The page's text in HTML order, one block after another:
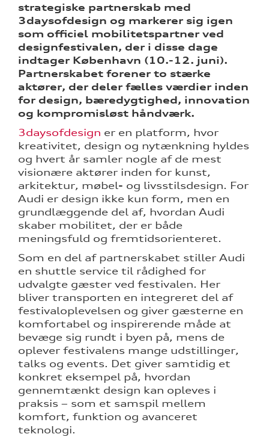
strategiske partnerskab med
3daysofdesign og markerer sig igen
som officiel mobilitetspartner ved
designfestivalen, der i disse dage
indtager København (10.-12. juni).
Partnerskabet forener to stærke
aktører, der deler fælles værdier inden
for design, bæredygtighed, innovation
og kompromisløst håndværk.
3daysofdesign er en platform, hvor
kreativitet, design og nytænkning hyldes
og hvert år samler nogle af de mest
visionære aktører inden for kunst,
arkitektur, møbel- og livsstilsdesign. For
Audi er design ikke kun form, men en
grundlæggende del af, hvordan Audi
skaber mobilitet, der er både
meningsfuld og fremtidsorienteret.
Som en del af partnerskabet stiller Audi
en shuttle service til rådighed for
udvalgte gæster ved festivalen. Her
bliver transporten en integreret del af
festivaloplevelsen og giver gæsterne en
komfortabel og inspirerende måde at
bevæge sig rundt i byen på, mens de
oplever festivalens mange udstillinger,
talks og events. Det giver samtidig et
konkret eksempel på, hvordan
gennemtænkt design kan opleves i
praksis – som et samspil mellem
komfort, funktion og avanceret
teknologi.